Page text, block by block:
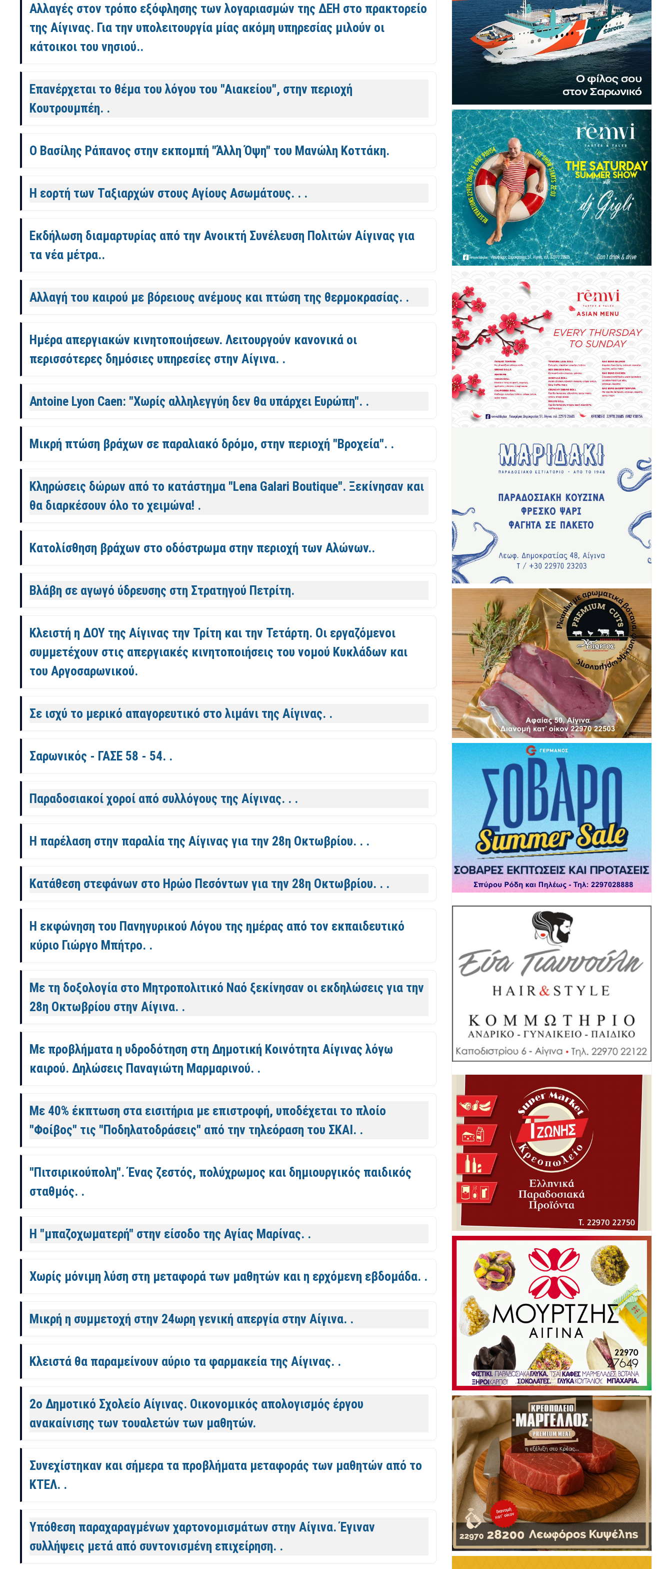
Αλλαγές στον τρόπο εξόφλησης των λογαριασμών της ΔΕΗ στο πρακτορείο
της Αίγινας. Για την υπολειτουργία μίας ακόμη υπηρεσίας μιλούν οι
κάτοικοι του νησιού..
Επανέρχεται το θέμα του λόγου του "Αιακείου", στην περιοχή
Κουτρουμπέη. .
Ο Βασίλης Ράπανος στην εκπομπή "Άλλη Όψη" του Μανώλη Κοττάκη.
Η εορτή των Ταξιαρχών στους Αγίους Ασωμάτους. . .
Εκδήλωση διαμαρτυρίας από την Ανοικτή Συνέλευση Πολιτών Αίγινας για
τα νέα μέτρα..
Αλλαγή του καιρού με βόρειους ανέμους και πτώση της θερμοκρασίας. .
Ημέρα απεργιακών κινητοποιήσεων. Λειτουργούν κανονικά οι
περισσότερες δημόσιες υπηρεσίες στην Αίγινα. .
Antoine Lyon Caen: "Χωρίς αλληλεγγύη δεν θα υπάρχει Ευρώπη". .
Μικρή πτώση βράχων σε παραλιακό δρόμο, στην περιοχή "Βροχεία". .
Κληρώσεις δώρων από το κατάστημα "Lena Galari Boutique". Ξεκίνησαν και
θα διαρκέσουν όλο το χειμώνα! .
Κατολίσθηση βράχων στο οδόστρωμα στην περιοχή των Αλώνων..
Βλάβη σε αγωγό ύδρευσης στη Στρατηγού Πετρίτη.
Κλειστή η ΔΟΥ της Αίγινας την Τρίτη και την Τετάρτη. Οι εργαζόμενοι
συμμετέχουν στις απεργιακές κινητοποιήσεις του νομού Κυκλάδων και
του Αργοσαρωνικού.
Σε ισχύ το μερικό απαγορευτικό στο λιμάνι της Αίγινας. .
Σαρωνικός - ΓΑΣΕ 58 - 54. .
Παραδοσιακοί χοροί από συλλόγους της Αίγινας. . .
Η παρέλαση στην παραλία της Αίγινας για την 28η Οκτωβρίου. . .
Κατάθεση στεφάνων στο Ηρώο Πεσόντων για την 28η Οκτωβρίου. . .
Η εκφώνηση του Πανηγυρικού Λόγου της ημέρας από τον εκπαιδευτικό
κύριο Γιώργο Μπήτρο. .
Με τη δοξολογία στο Μητροπολιτικό Ναό ξεκίνησαν οι εκδηλώσεις για την
28η Οκτωβρίου στην Αίγινα. .
Με προβλήματα η υδροδότηση στη Δημοτική Κοινότητα Αίγινας λόγω
καιρού. Δηλώσεις Παναγιώτη Μαρμαρινού. .
Με 40% έκπτωση στα εισιτήρια με επιστροφή, υποδέχεται το πλοίο
"Φοίβος" τις "Ποδηλατοδράσεις" από την τηλεόραση του ΣΚΑΙ. .
"Πιτσιρικούπολη". Ένας ζεστός, πολύχρωμος και δημιουργικός παιδικός
σταθμός. .
Η "μπαζοχωματερή" στην είσοδο της Αγίας Μαρίνας. .
Χωρίς μόνιμη λύση στη μεταφορά των μαθητών και η ερχόμενη εβδομάδα. .
Μικρή η συμμετοχή στην 24ωρη γενική απεργία στην Αίγινα. .
Κλειστά θα παραμείνουν αύριο τα φαρμακεία της Αίγινας. .
2ο Δημοτικό Σχολείο Αίγινας. Οικονομικός απολογισμός έργου
ανακαίνισης των τουαλετών των μαθητών.
Συνεχίστηκαν και σήμερα τα προβλήματα μεταφοράς των μαθητών από το
ΚΤΕΛ. .
Υπόθεση παραχαραγμένων χαρτονομισμάτων στην Αίγινα. Έγιναν
συλλήψεις μετά από συντονισμένη επιχείρηση. .